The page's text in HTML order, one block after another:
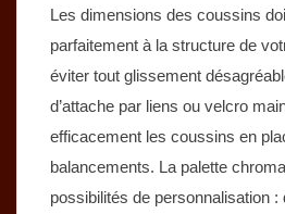
Les dimensions des coussins
parfaitement à la structure de
éviter tout glissement
d’attache par liens ou velcro
efficacement les coussins en
balancements. La palette
possibilités de personnalisation :